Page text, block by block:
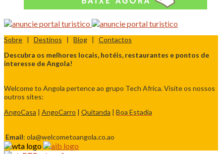
Sobre | Destinos | Blog | Contactos
Descubra os melhores locais, hotéis, restaurantes e pontos de
interesse de Angola!
Welcome to Angola pertence ao grupo Tech Africa. Visite os nossos
outros sites:
AngoCasa | AngoCarro | Quitanda | Boa Estadia
Email: ola@welcometoangola.co.ao